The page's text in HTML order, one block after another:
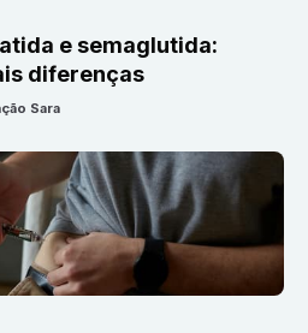
e semaglutida:
diferenças
Sara